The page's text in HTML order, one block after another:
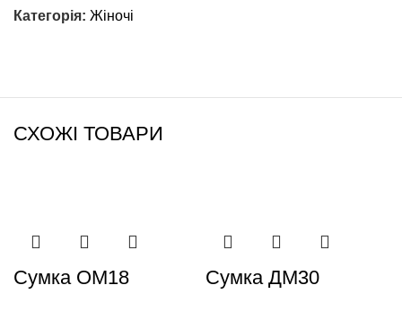
Категорія: Жіночі
СХОЖІ ТОВАРИ
Сумка ОМ18 Сумка ДМ30